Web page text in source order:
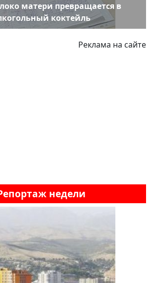
матери превращается в
коктейль
Реклама на сайте
недели